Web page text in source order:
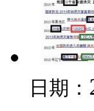
日期：